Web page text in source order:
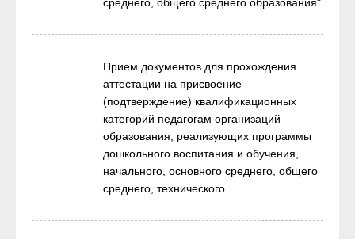
Прием документов для прохождения
аттестации на присвоение
(подтверждение) квалификационных
категорий педагогам организаций
образования, реализующих программы
дошкольного воспитания и обучения,
начального, основного среднего, общего
среднего, технического